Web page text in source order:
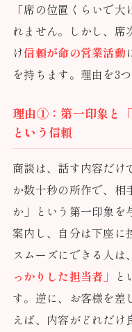
「席の位置くらいで
れません。しかし、席
け信頼が命の営業活動
を持ちます。理由を3
理由①：第一印象と
という信頼
商談は、話す内容だけ
か数十秒の所作で、相
か」という第一印象を
案内し、自分は下座
スムーズにできる人は、
っかりした担当者」
と
す。逆に、お客様を差
えば、内容がどれだけ